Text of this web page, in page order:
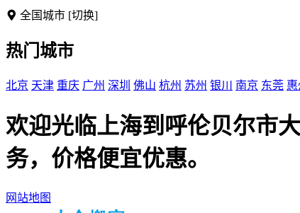
全国城市 [切换]
热门城市
北京 天津 重庆 广州 深圳 佛山 杭州 苏州 银川 南京 东莞 惠
欢迎光临上海到呼伦贝尔市
务，价格便宜优惠。
网站地图